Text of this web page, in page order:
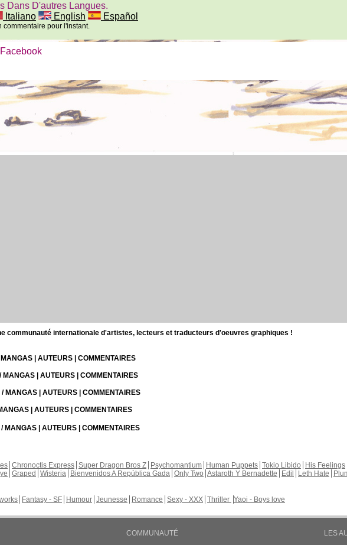
Dans D'autres Langues.
Italiano English Español
commentaire pour l'instant.
communauté internationale d'artistes, lecteurs et traducteurs d'oeuvres graphiques !
| AUTEURS | COMMENTAIRES
MANGAS | AUTEURS | COMMENTAIRES
/ MANGAS | AUTEURS | COMMENTAIRES
| AUTEURS | COMMENTAIRES
MANGAS | AUTEURS | COMMENTAIRES
Chronoctis Express Super Dragon Bros Z Psychomantium Human Puppets Tokio Libido His Feelings
Graped Wisteria Bienvenidos A República Gada Only Two Astaroth Y Bernadette Edil Leth Hate
Fantasy - SF Humour Jeunesse Romance Sexy - XXX Thriller Yaoi - Boys love
COMMUNAUTÉ
LES